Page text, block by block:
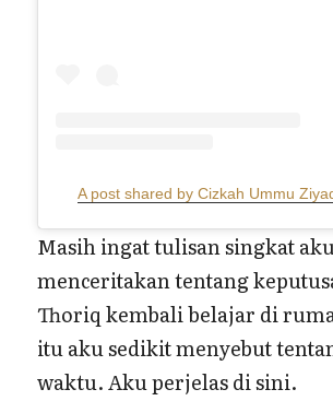
A post shared by Cizkah Ummu
Masih ingat tulisan singkat
menceritakan tentang
Thoriq kembali belajar di
itu aku sedikit menyebut
waktu. Aku perjelas di sini.